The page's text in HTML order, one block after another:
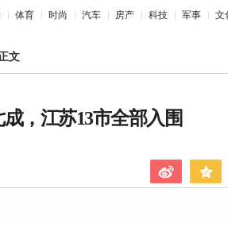
体育 时尚 汽车 房产 科技 军事 文
文
，江苏13市全部入围